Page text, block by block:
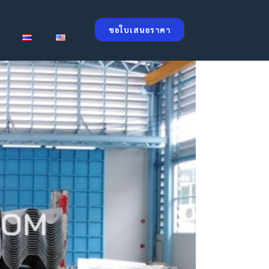
ขอใบเสนอราคา